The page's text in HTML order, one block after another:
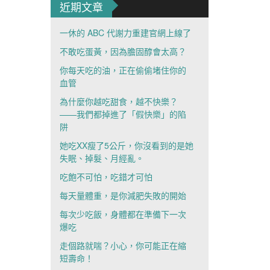
近期文章
一休的 ABC 代謝力重建官網上線了
不敢吃蛋黃，因為膽固醇會太高？
你每天吃的油，正在偷偷堵住你的
血管
為什麼你越吃甜食，越不快樂？
——我們都掉進了「假快樂」的陷
阱
她吃XX瘦了5公斤，你沒看到的是她
失眠、掉髮、月經亂。
吃飽不可怕，吃錯才可怕
每天量體重，是你減肥失敗的開始
每次少吃飯，身體都在準備下一次
爆吃
走個路就喘？小心，你可能正在縮
短壽命！